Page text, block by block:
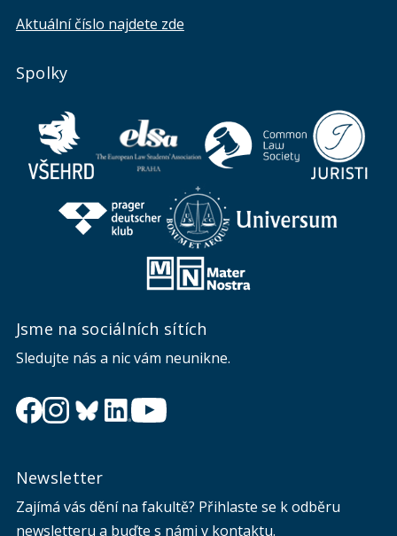
Aktuální číslo najdete zde
Spolky
Jsme na sociálních sítích
Sledujte nás a nic vám neunikne.
Newsletter
Zajímá vás dění na fakultě? Přihlaste se k odběru
newsletteru a buďte s námi v kontaktu.